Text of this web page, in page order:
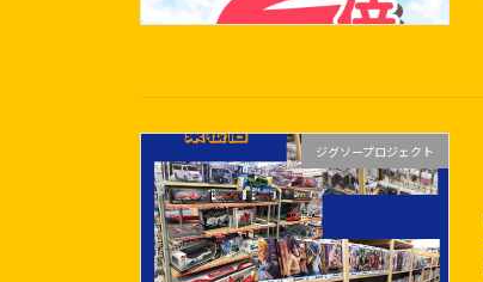
ジグソープロジェクト